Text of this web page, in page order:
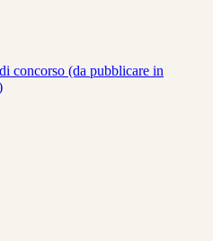
concorso (da pubblicare in